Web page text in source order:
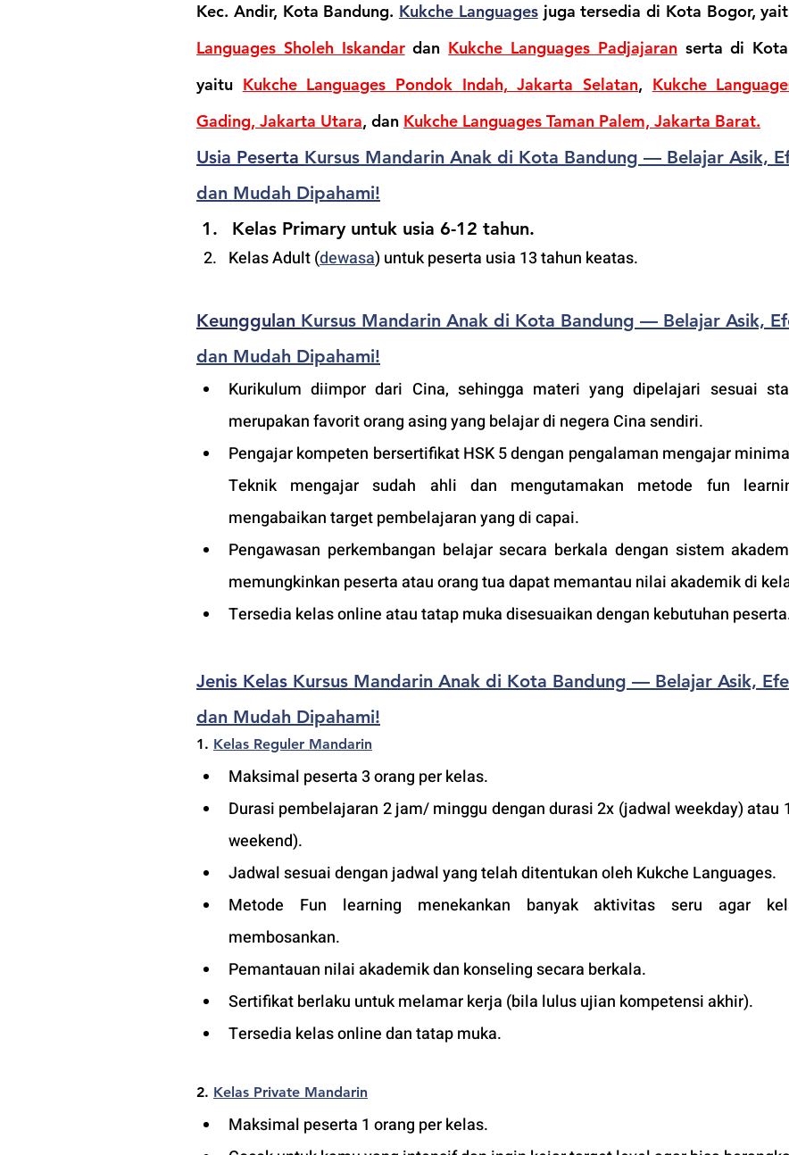
Kec. Andir, Kota Bandung. Kukche Languages juga tersedia di Kota Bogor,
Languages Sholeh Iskandar dan Kukche Languages Padjajaran serta di Kota
yaitu Kukche Languages Pondok Indah, Jakarta Selatan, Kukche
Gading, Jakarta Utara, dan Kukche Languages Taman Palem, Jakarta Barat.
Usia Peserta Kursus Mandarin Anak di Kota Bandung — Belajar Asik,
dan Mudah Dipahami!
Kelas Primary untuk usia 6-12 tahun.
Kelas Adult (dewasa) untuk peserta usia 13 tahun keatas.
Keunggulan Kursus Mandarin Anak di Kota Bandung — Belajar Asik,
dan Mudah Dipahami!
Kurikulum diimpor dari Cina, sehingga materi yang dipelajari sesuai
merupakan favorit orang asing yang belajar di negera Cina sendiri.
Pengajar kompeten bersertifikat HSK 5 dengan pengalaman mengajar
Teknik mengajar sudah ahli dan mengutamakan metode fun
mengabaikan target pembelajaran yang di capai.
Pengawasan perkembangan belajar secara berkala dengan sistem
memungkinkan peserta atau orang tua dapat memantau nilai akademik di
Tersedia kelas online atau tatap muka disesuaikan dengan kebutuhan
Jenis Kelas Kursus Mandarin Anak di Kota Bandung — Belajar Asik,
dan Mudah Dipahami!
1. Kelas Reguler Mandarin
Maksimal peserta 3 orang per kelas.
Durasi pembelajaran 2 jam/ minggu dengan durasi 2x (jadwal weekday) atau
weekend).
Jadwal sesuai dengan jadwal yang telah ditentukan oleh Kukche Languages.
Metode Fun learning menekankan banyak aktivitas seru agar
membosankan.
Pemantauan nilai akademik dan konseling secara berkala.
Sertifikat berlaku untuk melamar kerja (bila lulus ujian kompetensi akhir).
Tersedia kelas online dan tatap muka.
2. Kelas Private Mandarin
Maksimal peserta 1 orang per kelas.